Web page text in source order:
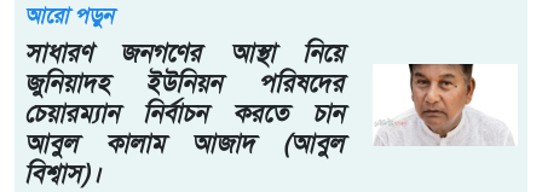
আরো পড়ুন
সাধারণ জনগণের আস্থা নিয়ে
জুনিয়াদহ ইউনিয়ন পরিষদের
চেয়ারম্যান নির্বাচন করতে চান
আবুল কালাম আজাদ (আবুল
বিশ্বাস)।